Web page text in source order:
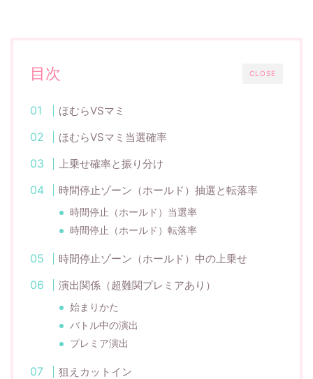
CLOSE
目次
ほむらVSマミ
ほむらVSマミ当選確率
上乗せ確率と振り分け
時間停止ゾーン（ホールド）抽選と転落率
時間停止（ホールド）当選率
時間停止（ホールド）転落率
時間停止ゾーン（ホールド）中の上乗せ
演出関係（超難関プレミアあり）
始まりかた
バトル中の演出
プレミア演出
狙えカットイン